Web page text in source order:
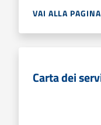
VAI ALLA PAGINA
Carta dei